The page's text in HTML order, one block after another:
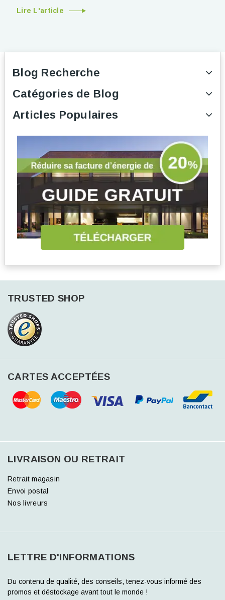
Lire L'article
Blog Recherche
Catégories de Blog
Articles Populaires
TRUSTED SHOP
CARTES ACCEPTÉES
LIVRAISON OU RETRAIT
Retrait magasin
Envoi postal
Nos livreurs
LETTRE D'INFORMATIONS
Du contenu de qualité, des conseils, tenez-vous informé des
promos et déstockage avant tout le monde !